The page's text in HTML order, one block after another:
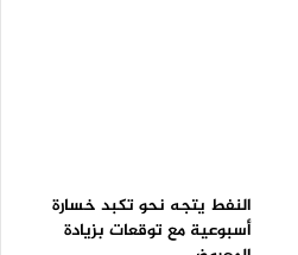
النفط يتجه نحو تكبد خسارة
أسبوعية مع توقعات بزيادة